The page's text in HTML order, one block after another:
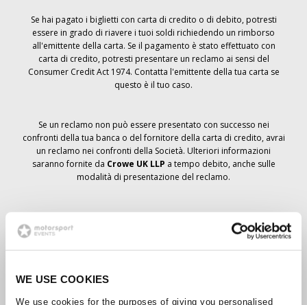
WE USE COOKIES
We use cookies for the purposes of giving you personalised
Se hai pagato i biglietti con carta di credito o di debito, potresti
essere in grado di riavere i tuoi soldi richiedendo un rimborso
all'emittente della carta. Se il pagamento è stato effettuato con
carta di credito, potresti presentare un reclamo ai sensi del
Consumer Credit Act 1974. Contatta l'emittente della tua carta se
questo è il tuo caso.
Se un reclamo non può essere presentato con successo nei
confronti della tua banca o del fornitore della carta di credito, avrai
un reclamo nei confronti della Società. Ulteriori informazioni
saranno fornite da Crowe UK LLP a tempo debito, anche sulle
modalità di presentazione del reclamo.
del biglietto, la prenotazione non è stata cancellata e si prevede
che riceverai i biglietti ordinati a tempo debito. La direzione della